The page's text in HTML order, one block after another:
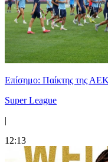
Επίσημο: Παίκτης της ΑΕΚ
Super League
|
12:13